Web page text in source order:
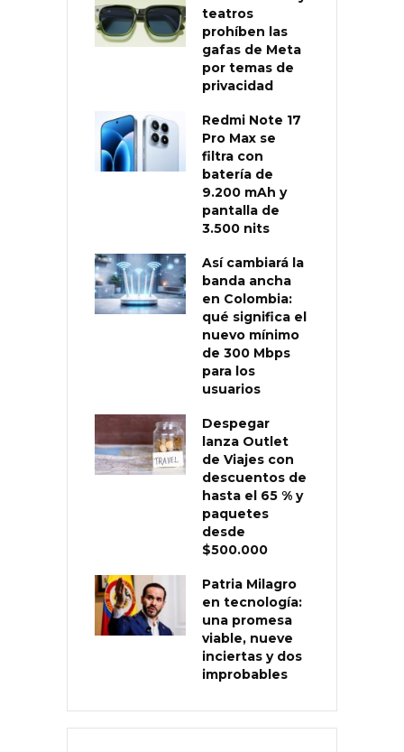
teatros
prohíben las
gafas de Meta
por temas de
privacidad
Redmi Note 17
Pro Max se
filtra con
batería de
9.200 mAh y
pantalla de
3.500 nits
Así cambiará la
banda ancha
en Colombia:
qué significa el
nuevo mínimo
de 300 Mbps
para los
usuarios
Despegar
lanza Outlet
de Viajes con
descuentos de
hasta el 65 % y
paquetes
desde
$500.000
Patria Milagro
en tecnología:
una promesa
viable, nueve
inciertas y dos
improbables